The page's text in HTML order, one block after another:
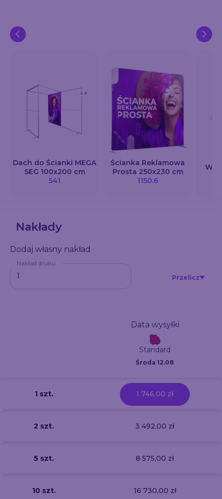
Dach do Ścianki MEGA
SEG 100x200 cm
541
Ścianka Reklamowa
Prosta 250x230 cm
1150.6
Nakłady
Dodaj własny nakład
Nakład druku
Przelicz
Data wysyłki
Standard
Środa 12.08
1 szt. 1 746,00 zł
2 szt. 3 492,00 zł
5 szt. 8 575,00 zł
10 szt. 16 730,00 zł